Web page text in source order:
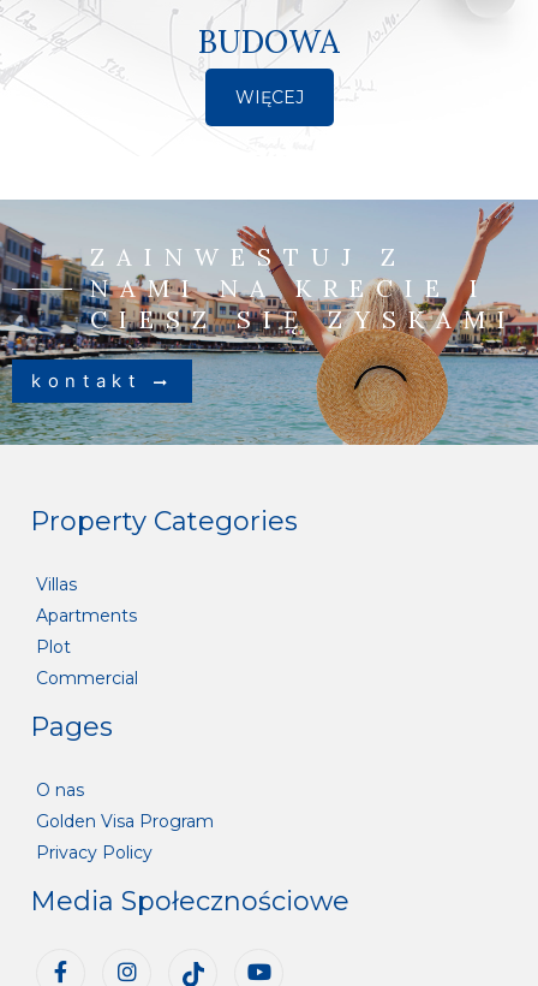
BUDOWA
WIĘCEJ
ZAINWESTUJ Z
NAMI NA KRECIE I
CIESZ SIĘ ZYSKAMI
kontakt
Property Categories
Villas
Apartments
Plot
Commercial
Pages
O nas
Golden Visa Program
Privacy Policy
Media Społecznościowe